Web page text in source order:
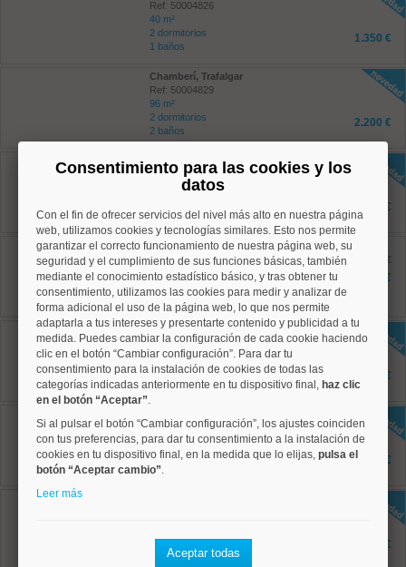
Ref: 50004826
40 m²
2 dormitorios
1 baños
1.350 €
Chamberí, Trafalgar
Ref: 50004829
96 m²
2 dormitorios
2 baños
2.200 €
Centro, Palacio
Ref: 50004788
2 baños
2.100 €
Centro, Universidad
Ref: 50004803
60 m²
2 dormitorios
1 baños
antes 1.895 €
1.795 €
Centro, Embajadores
Ref: 50004809
95 m²
2 dormitorios
2 baños
2.250 €
Ref: 50004810
80 m²
2 dormitorios
1 baños
1.675 €
2 dormitorios
1 baños
1.950 €
Consentimiento para las cookies y los
datos
Con el fin de ofrecer servicios del nivel más alto en nuestra página
web, utilizamos cookies y tecnologías similares. Esto nos permite
garantizar el correcto funcionamiento de nuestra página web, su
seguridad y el cumplimiento de sus funciones básicas, también
mediante el conocimiento estadístico básico, y tras obtener tu
consentimiento, utilizamos las cookies para medir y analizar de
forma adicional el uso de la página web, lo que nos permite
adaptarla a tus intereses y presentarte contenido y publicidad a tu
medida. Puedes cambiar la configuración de cada cookie haciendo
clic en el botón “Cambiar configuración”. Para dar tu
consentimiento para la instalación de cookies de todas las
categorías indicadas anteriormente en tu dispositivo final, haz clic
en el botón “Aceptar”.
Si al pulsar el botón “Cambiar configuración”, los ajustes coinciden
con tus preferencias, para dar tu consentimiento a la instalación de
cookies en tu dispositivo final, en la medida que lo elijas, pulsa el
botón “Aceptar cambio”.
Leer más
Aceptar todas